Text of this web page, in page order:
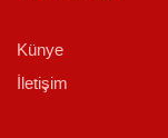
Künye
İletişim